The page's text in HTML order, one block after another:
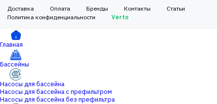
Доставка
Оплата Бренды Контакты
Статьи
Политика конфиденциальности
Verto
Главная
Бассейны
Насосы для бассейна
Насосы для бассейна с префильтром
Насосы для бассейна без префильтра